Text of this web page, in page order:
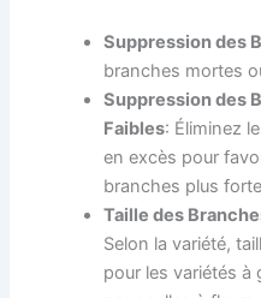
Suppression des
branches mortes
Suppression des
Faibles: Éliminez
en excès pour
branches plus
Taille des
Selon la variété,
pour les variétés à